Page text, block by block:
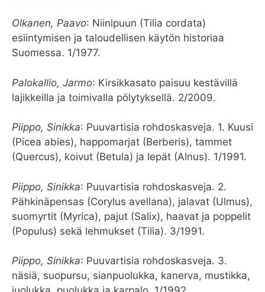
Olkanen, Paavo: Niinipuun (Tilia cordata)
esiintymisen ja taloudellisen käytön historiaa
Suomessa. 1/1977.
Palokallio, Jarmo: Kirsikkasato paisuu kestävillä
lajikkeilla ja toimivalla pölytyksellä. 2/2009.
Piippo, Sinikka: Puuvartisia rohdoskasveja. 1. Kuusi
(Picea abies), happomarjat (Berberis), tammet
(Quercus), koivut (Betula) ja lepät (Alnus). 1/1991.
Piippo, Sinikka: Puuvartisia rohdoskasveja. 2.
Pähkinäpensas (Corylus avellana), jalavat (Ulmus),
suomyrtit (Myrica), pajut (Salix), haavat ja poppelit
(Populus) sekä lehmukset (Tilia). 3/1991.
Piippo, Sinikka: Puuvartisia rohdoskasveja. 3.
näsiä, suopursu, sianpuolukka, kanerva, mustikka,